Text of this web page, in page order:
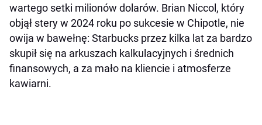
wartego setki milionów dolarów. Brian Niccol, który
objął stery w 2024 roku po sukcesie w Chipotle, nie
owija w bawełnę: Starbucks przez kilka lat za bardzo
skupił się na arkuszach kalkulacyjnych i średnich
finansowych, a za mało na kliencie i atmosferze
kawiarni.